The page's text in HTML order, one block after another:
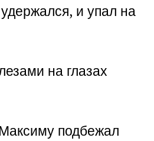
и упал на
на глазах
подбежал